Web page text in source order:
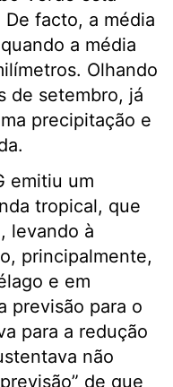
facto, a média
a média
Olhando
de setembro, já
precipitação e
emitiu um
tropical, que
levando à
principalmente,
e em
previsão para o
para a redução
não
de que